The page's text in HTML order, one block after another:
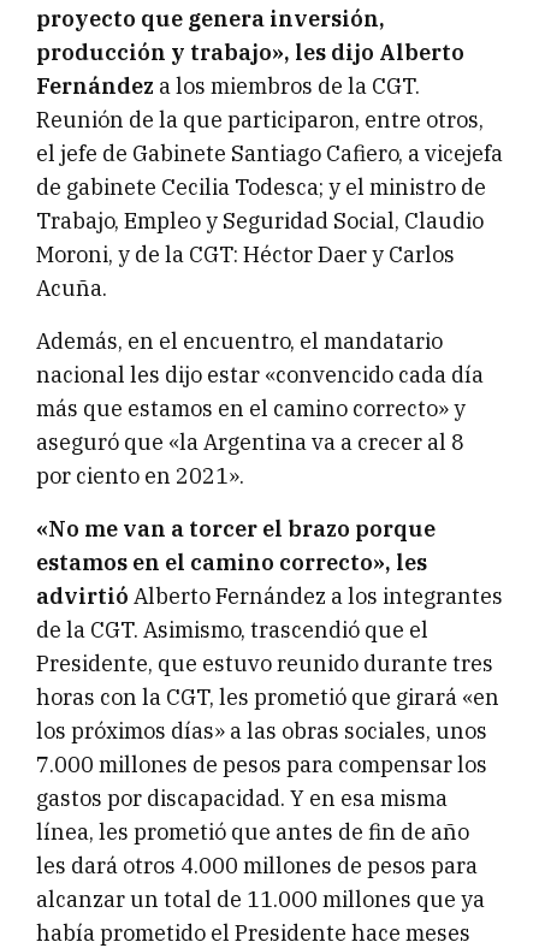
proyecto que genera inversión,
producción y trabajo», les dijo Alberto
Fernández a los miembros de la CGT.
Reunión de la que participaron, entre otros,
el jefe de Gabinete Santiago Cafiero, a vicejefa
de gabinete Cecilia Todesca; y el ministro de
Trabajo, Empleo y Seguridad Social, Claudio
Moroni, y de la CGT: Héctor Daer y Carlos
Acuña.
Además, en el encuentro, el mandatario
nacional les dijo estar «convencido cada día
más que estamos en el camino correcto» y
aseguró que «la Argentina va a crecer al 8
por ciento en 2021».
«No me van a torcer el brazo porque
estamos en el camino correcto», les
advirtió Alberto Fernández a los integrantes
de la CGT. Asimismo, trascendió que el
Presidente, que estuvo reunido durante tres
horas con la CGT, les prometió que girará «en
los próximos días» a las obras sociales, unos
7.000 millones de pesos para compensar los
gastos por discapacidad. Y en esa misma
línea, les prometió que antes de fin de año
les dará otros 4.000 millones de pesos para
alcanzar un total de 11.000 millones que ya
había prometido el Presidente hace meses